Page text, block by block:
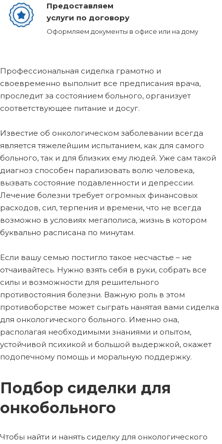
Предоставляем
услуги по договору
Оформляем документы в офисе или на дому
Профессиональная сиделка грамотно и
своевременно выполнит все предписания врача,
проследит за состоянием больного, организует
соответствующее питание и досуг.
Известие об онкологическом заболевании всегда
является тяжелейшим испытанием, как для самого
больного, так и для близких ему людей. Уже сам такой
диагноз способен парализовать волю человека,
вызвать состояние подавленности и депрессии.
Лечение болезни требует огромных финансовых
расходов, сил, терпения и времени, что не всегда
возможно в условиях мегаполиса, жизнь в котором
буквально расписана по минутам.
Если вашу семью постигло такое несчастье – не
отчаивайтесь. Нужно взять себя в руки, собрать все
силы и возможности для решительного
противостояния болезни. Важную роль в этом
противоборстве может сыграть нанятая вами сиделка
для онкологического больного. Именно она,
располагая необходимыми знаниями и опытом,
устойчивой психикой и большой выдержкой, окажет
подопечному помощь и моральную поддержку.
Подбор сиделки для
онкобольного
Чтобы найти и нанять сиделку для онкологического